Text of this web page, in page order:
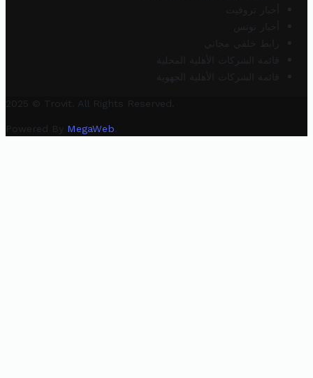
أخبار تروفيت
أخبار تونس
رابط خلفي مجاني
قائمة الشركات الأهلية المحلية
قائمة الشركات الأهلية الجهوية
2025 © Trovit. All Rights Reserved.
Powered By MegaWeb